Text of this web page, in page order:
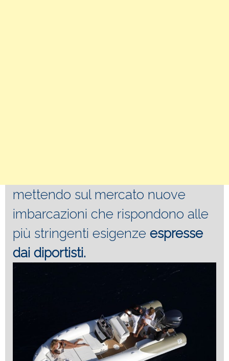
mettendo sul mercato nuove
imbarcazioni che rispondono alle
più stringenti esigenze espresse
dai diportisti.